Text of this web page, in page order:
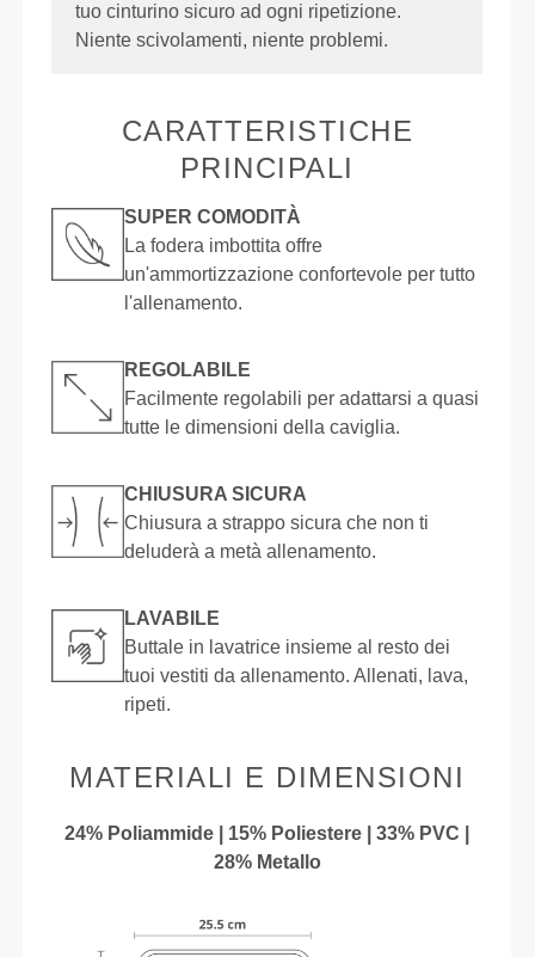
tuo cinturino sicuro ad ogni ripetizione.
Niente scivolamenti, niente problemi.
CARATTERISTICHE
PRINCIPALI
SUPER COMODITÀ
La fodera imbottita offre
un'ammortizzazione confortevole per tutto
l'allenamento.
REGOLABILE
Facilmente regolabili per adattarsi a quasi
tutte le dimensioni della caviglia.
CHIUSURA SICURA
Chiusura a strappo sicura che non ti
deluderà a metà allenamento.
LAVABILE
Buttale in lavatrice insieme al resto dei
tuoi vestiti da allenamento. Allenati, lava,
ripeti.
MATERIALI E DIMENSIONI
24% Poliammide | 15% Poliestere | 33% PVC |
28% Metallo